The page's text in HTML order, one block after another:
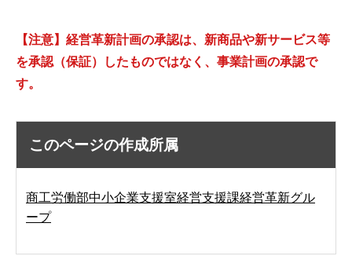
【注意】経営革新計画の承認は、新商品や新サービス等
を承認（保証）したものではなく、事業計画の承認で
す。
このページの作成所属
商工労働部中小企業支援室経営支援課経営革新グル
ープ